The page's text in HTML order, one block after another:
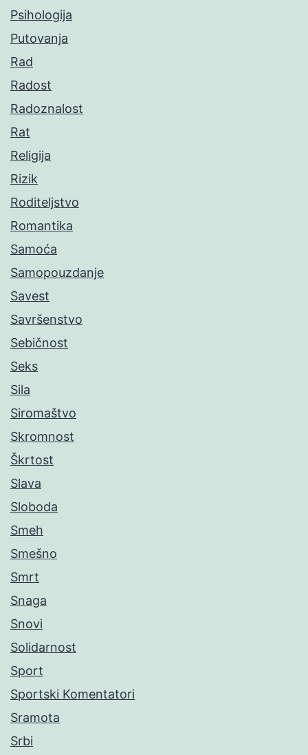
Psihologija
Putovanja
Rad
Radost
Radoznalost
Rat
Religija
Rizik
Roditeljstvo
Romantika
Samoća
Samopouzdanje
Savest
Savršenstvo
Sebičnost
Seks
Sila
Siromaštvo
Skromnost
Škrtost
Slava
Sloboda
Smeh
Smešno
Smrt
Snaga
Snovi
Solidarnost
Sport
Sportski Komentatori
Sramota
Srbi